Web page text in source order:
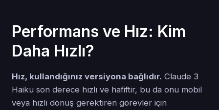
Performans ve Hız: Kim
Daha Hızlı?
Hız, kullandığınız versiyona bağlıdır. Claude 3
Haiku son derece hızlı ve hafiftir, bu da onu mobil
veya hızlı dönüş gerektiren görevler için